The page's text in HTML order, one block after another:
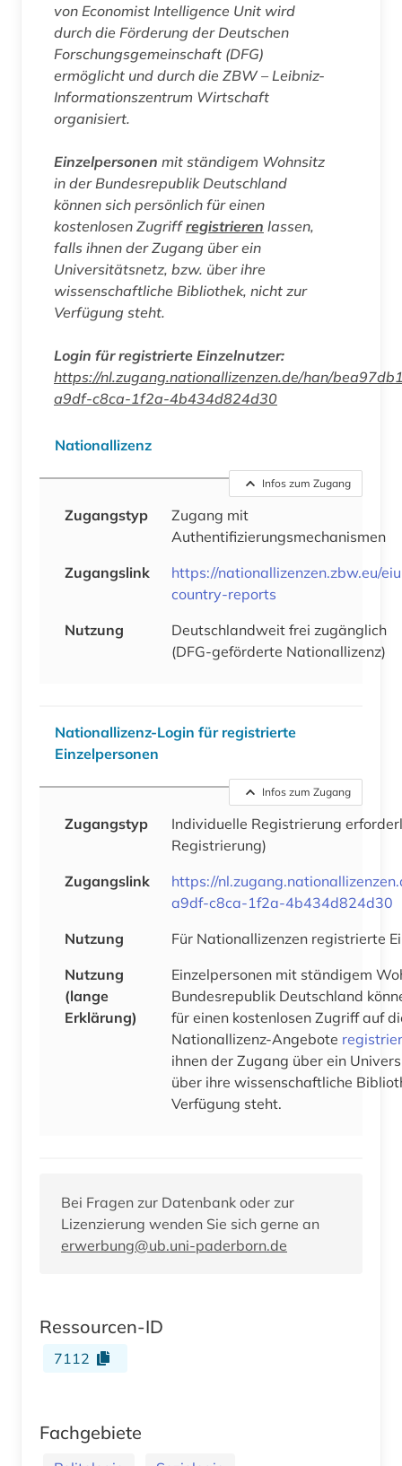
von Economist Intelligence Unit wird
durch die Förderung der Deutschen
Forschungsgemeinschaft (DFG)
ermöglicht und durch die ZBW – Leibniz-
Informationszentrum Wirtschaft
organisiert.
Einzelpersonen mit ständigem Wohnsitz
in der Bundesrepublik Deutschland
können sich persönlich für einen
kostenlosen Zugriffregistrieren lassen,
falls ihnen der Zugang über ein
Universitätsnetz, bzw. über ihre
wissenschaftliche Bibliothek, nicht zur
Verfügung steht.
Login für registrierte Einzelnutzer:
https://nl.zugang.nationallizenzen.de/han/
a9df-c8ca-1f2a-4b434d824d30
Nationallizenz
Infos zum Zugang
Zugangstyp
Zugang mit
Authentifizierungsmechanismen
Zugangslink
https://nationallizenzen.zbw.eu/
country-reports
Nutzung
Deutschlandweit frei zugänglich
(DFG-geförderte Nationallizenz)
Nationallizenz-Login für registrierte
Einzelpersonen
Infos zum Zugang
Zugangstyp
Individuelle Registrierung
Registrierung)
Zugangslink
https://
a9df-c8ca-1f2a-4b434d824d30
Nutzung
Für Nationallizenzen registrierte
Nutzung
(lange
Erklärung)
Einzelpersonen mit ständigem
Bundesrepublik Deutschland
für einen kostenlosen Zugriff auf
Nationallizenz-Angebote
ihnen der Zugang über ein
über ihre wissenschaftliche
Verfügung steht.
Bei Fragen zur Datenbank oder zur
Lizenzierung wenden Sie sich gerne an
erwerbung@ub.uni-paderborn.de
Ressourcen-ID
7112
Fachgebiete